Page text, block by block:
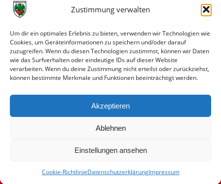
Zustimmung verwalten
Um dir ein optimales Erlebnis zu bieten, verwenden wir Technologien wie
Cookies, um Geräteinformationen zu speichern und/oder darauf
zuzugreifen. Wenn du diesen Technologien zustimmst, können wir Daten
wie das Surfverhalten oder eindeutige IDs auf dieser Website
verarbeiten. Wenn du deine Zustimmung nicht erteilst oder zurückziehst,
können bestimmte Merkmale und Funktionen beeinträchtigt werden.
Akzeptieren
Ablehnen
Einstellungen ansehen
Cookie-RichtlinieDatenschutzerklärungImpressum
31. Juli 2026
30. Juli 2026
Deine Spielminute: 89+1
28. Juli 2026
Neuer Rückensponsor
Neue Podcast-Folge: So tickt Björn!
27. Juli 2026
© VfR Wormatia Worms